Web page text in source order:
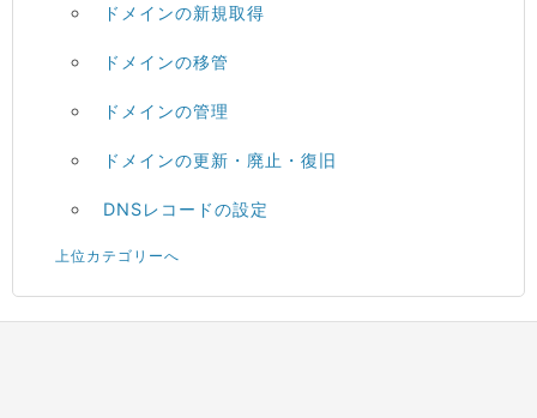
ドメインの新規取得
ドメインの移管
ドメインの管理
ドメインの更新・廃止・復旧
DNSレコードの設定
上位カテゴリーへ